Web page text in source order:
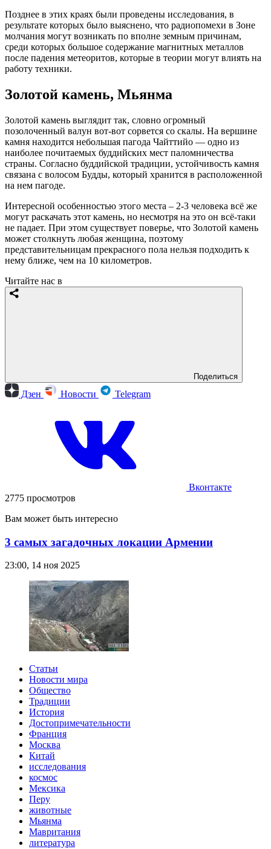
Позднее в этих краях были проведены исследования, в
результате которых было выяснено, что радиопомехи в Зоне
молчания могут возникать по вполне земным причинам,
среди которых большое содержание магнитных металлов
после падения метеоритов, которые в теории могут влиять на
работу техники.
Золотой камень, Мьянма
Золотой камень выглядит так, словно огромный
позолоченный валун вот-вот сорвется со скалы. На вершине
камня находится небольшая пагода Чайттийо — одно из
наиболее почитаемых буддийских мест паломничества
страны. Согласно буддийской традиции, устойчивость камня
связана с волосом Будды, который хранится в расположенной
на нем пагоде.
Интересной особенностью этого места – 2-3 человека всё же
могут раскачать этот камень, но несмотря на это он всё-таки
не падает. При этом существует поверье, что Золотой камень
может столкнуть любая женщина, поэтому
представительницам прекрасного пола нельзя подходить к
нему ближе, чем на 10 километров.
Читайте нас в
Поделиться
Дзен Новости Telegram
Вконтакте
2775 просмотров
Вам может быть интересно
3 самых загадочных локации Армении
23:00, 14 ноя 2025
Статьи
Новости мира
Общество
Традиции
История
Достопримечательности
Франция
Москва
Китай
исследования
космос
Мексика
Перу
животные
Мьянма
Мавритания
литература